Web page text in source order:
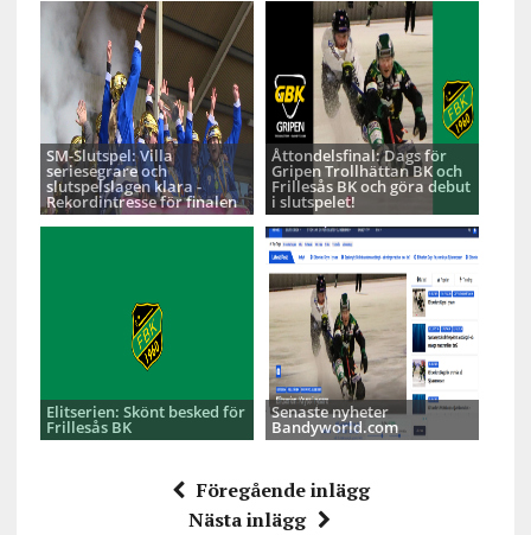
SM-Slutspel: Villa
seriesegrare och
slutspelslagen klara -
Rekordintresse för finalen
Åttondelsfinal: Dags för
Gripen Trollhättan BK och
Frillesås BK och göra debut
i slutspelet!
Elitserien: Skönt besked för
Frillesås BK
Senaste nyheter
Bandyworld.com
Föregående inlägg
Nästa inlägg